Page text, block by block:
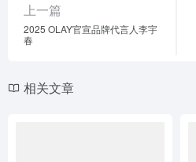
上一篇
2025 OLAY官宣品牌代言人李宇
春
相关文章